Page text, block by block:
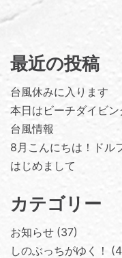
最近の投稿
台風休みに入ります
本日はビーチダイビン
台風情報
8月こんにちは！ドル
はじめまして
カテゴリー
お知らせ 37
しのぶっちがゆく！
4